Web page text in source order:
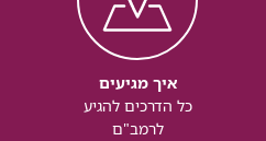
איך מגיעים
כל הדרכים להגיע
לרמב"ם